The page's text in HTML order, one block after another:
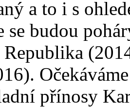
a to i s
se budou
Republika
přínosy